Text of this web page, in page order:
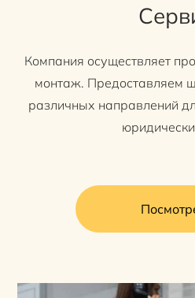
Компания осуществляет
монтаж. Предоставляем
различных направлений